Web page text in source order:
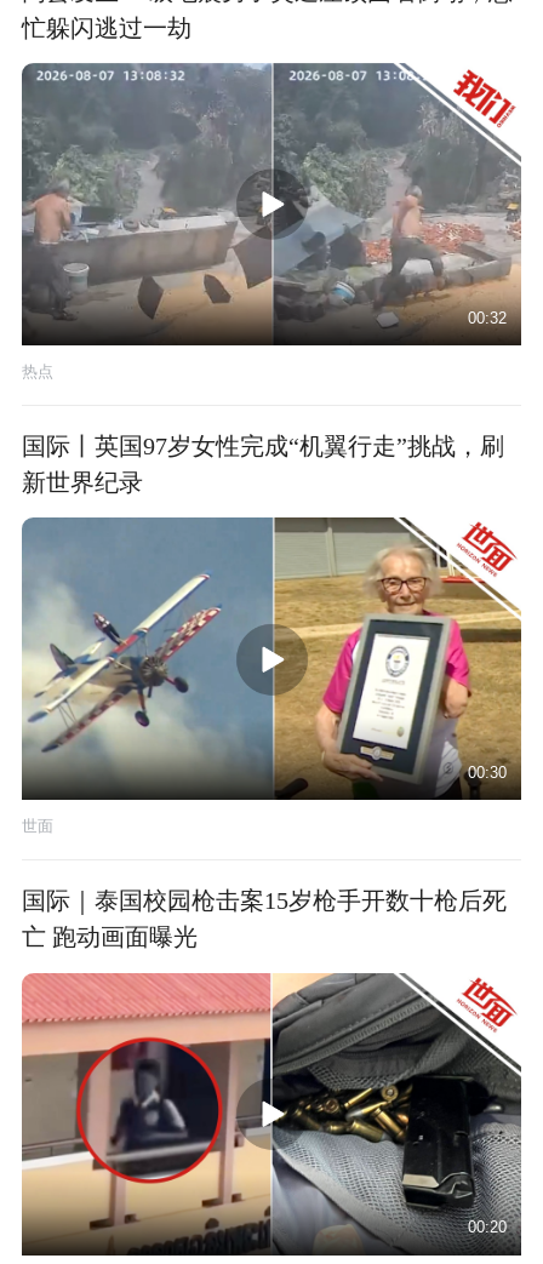
忙躲闪逃过一劫
00:32
热点
国际丨英国97岁女性完成“机翼行走”挑战，刷
新世界纪录
00:30
世面
国际｜泰国校园枪击案15岁枪手开数十枪后死
亡 跑动画面曝光
00:20